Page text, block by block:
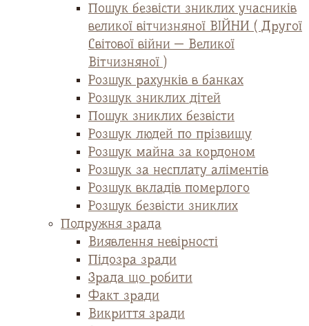
Пошук безвісти зниклих учасників
великої вітчизняної ВІЙНИ ( Другої
Світової війни — Великої
Вітчизняної )
Розшук рахунків в банках
Розшук зниклих дітей
Пошук зниклих безвісти
Розшук людей по прізвищу
Розшук майна за кордоном
Розшук за несплату аліментів
Розшук вкладів померлого
Розшук безвісти зниклих
Подружня зрада
Виявлення невірності
Підозра зради
Зрада що робити
Факт зради
Викриття зради